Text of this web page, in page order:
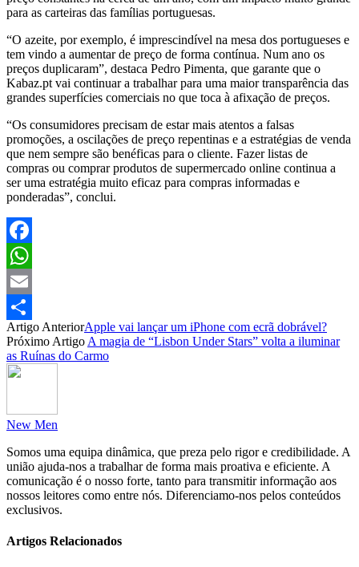
para as carteiras das famílias portuguesas.
“O azeite, por exemplo, é imprescindível na mesa dos portugueses e
tem vindo a aumentar de preço de forma contínua. Num ano os
preços duplicaram”, destaca Pedro Pimenta, que garante que o
Kabaz.pt vai continuar a trabalhar para uma maior transparência das
grandes superfícies comerciais no que toca à afixação de preços.
“Os consumidores precisam de estar mais atentos a falsas
promoções, a oscilações de preço repentinas e a estratégias de venda
que nem sempre são benéficas para o cliente. Fazer listas de
compras ou comprar produtos de supermercado online continua a
ser uma estratégia muito eficaz para compras informadas e
ponderadas”, conclui.
Facebook
WhatsApp
Email
Partilhar
Artigo AnteriorApple vai lançar um iPhone com ecrã dobrável?
Próximo Artigo A magia de “Lisbon Under Stars” volta a iluminar
as Ruínas do Carmo
New Men
Somos uma equipa dinâmica, que preza pelo rigor e credibilidade. A
união ajuda-nos a trabalhar de forma mais proativa e eficiente. A
comunicação é o nosso forte, tanto para transmitir informação aos
nossos leitores como entre nós. Diferenciamo-nos pelos conteúdos
exclusivos.
Artigos Relacionados